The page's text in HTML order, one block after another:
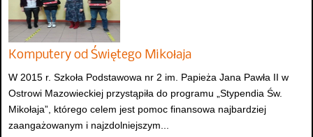
Komputery od Świętego Mikołaja
W 2015 r. Szkoła Podstawowa nr 2 im. Papieża Jana Pawła II w
Ostrowi Mazowieckiej przystąpiła do programu „Stypendia Św.
Mikołaja”, którego celem jest pomoc finansowa najbardziej
zaangażowanym i najzdolniejszym...